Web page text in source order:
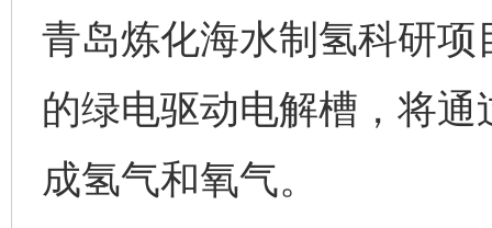
青岛炼化海水制氢科研
的绿电驱动电解槽，将
成氢气和氧气。